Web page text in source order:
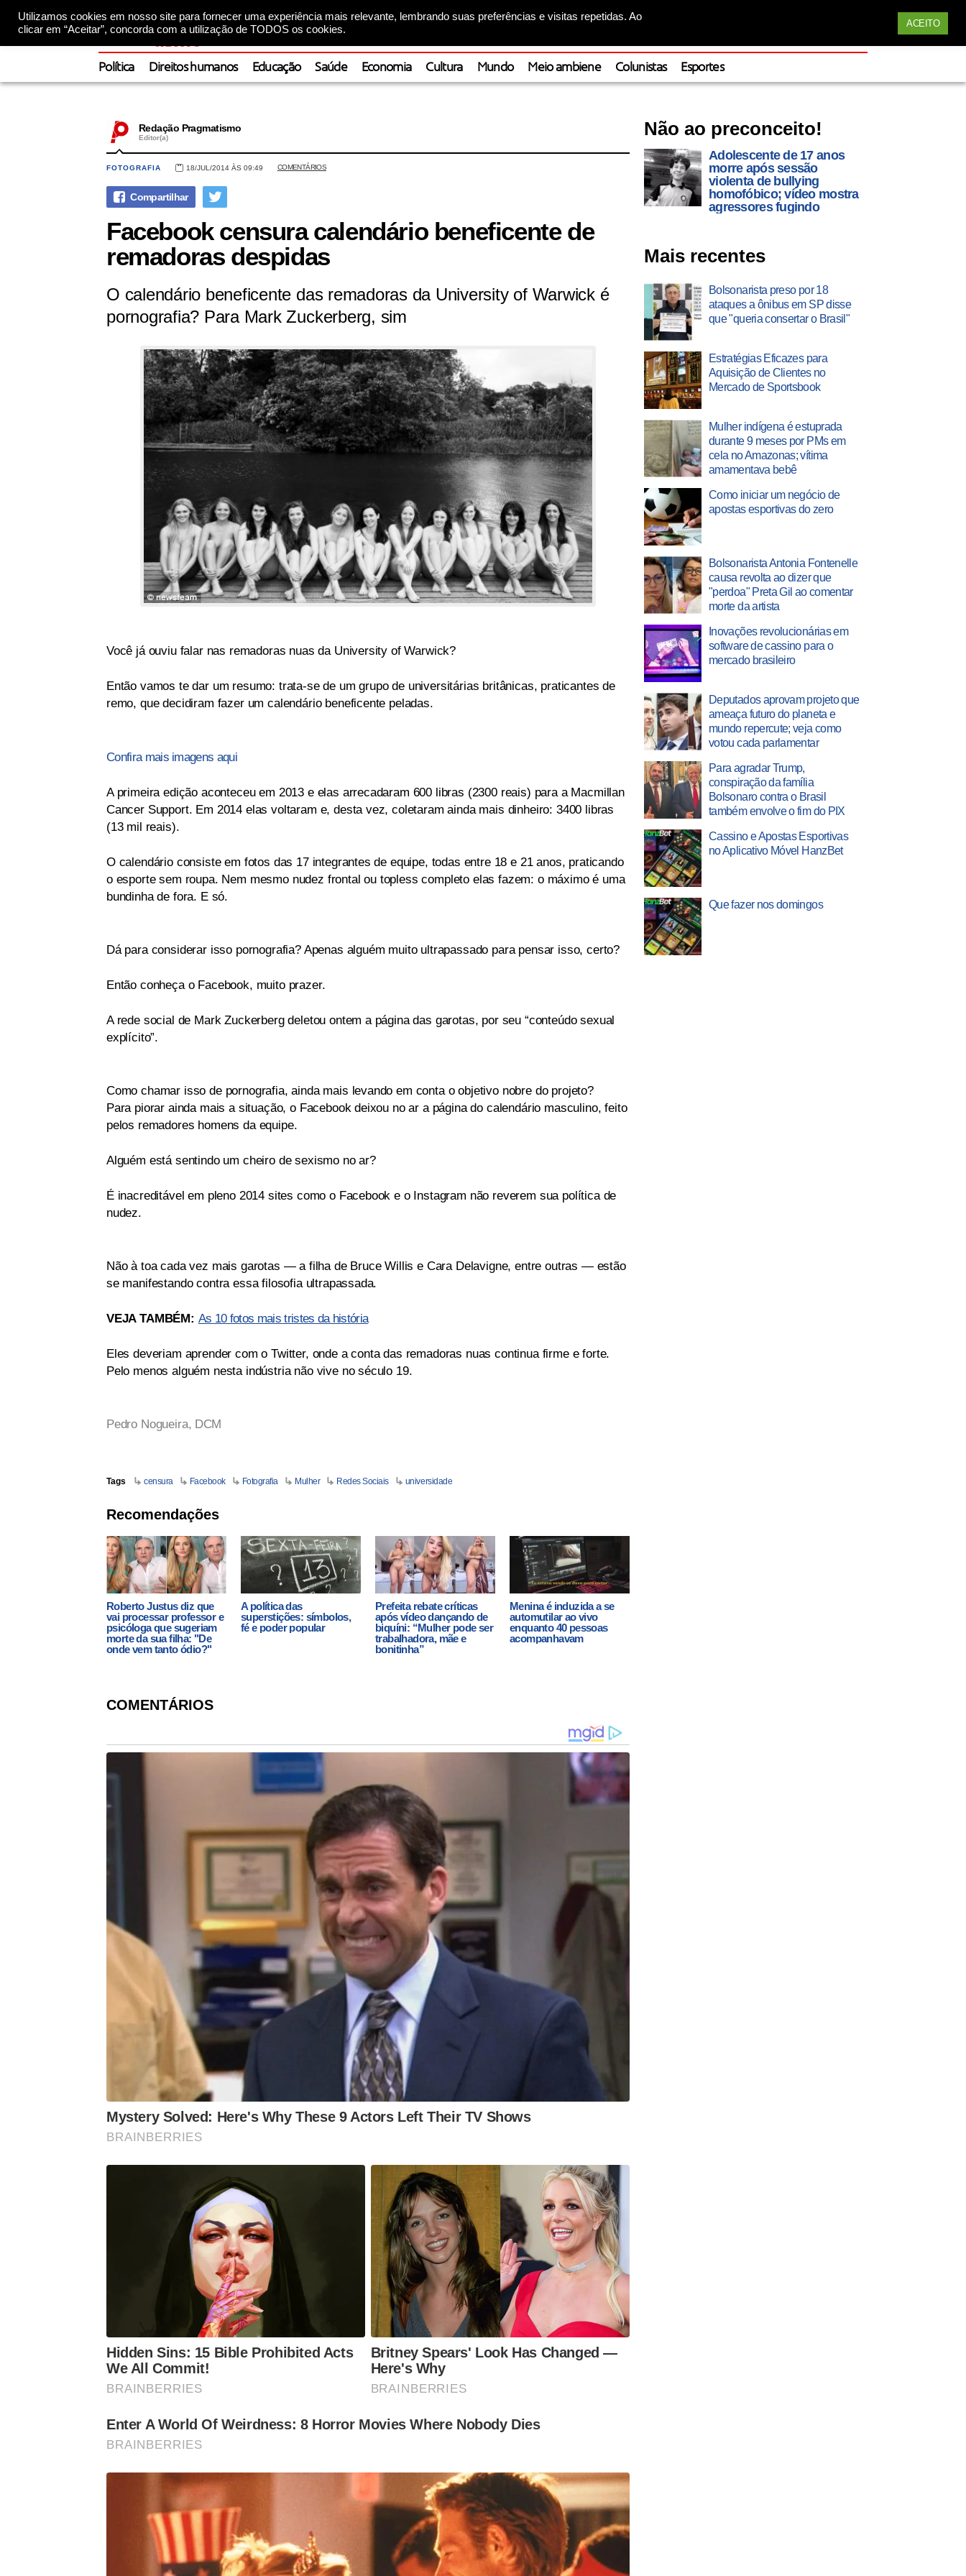
Utilizamos cookies em nosso site para fornecer uma experiência mais relevante, lembrando suas preferências e visitas repetidas. Ao
clicar em “Aceitar”, concorda com a utilização de TODOS os cookies.
ACEITO
Política Direitos humanos Educação Saúde Economia Cultura Mundo Meio ambiene Colunistas Esportes
Redação Pragmatismo
Editor(a)
FOTOGRAFIA 18/JUL/2014 ÀS 09:49 COMENTÁRIOS
Facebook censura calendário beneficente de
remadoras despidas
O calendário beneficente das remadoras da University of Warwick é
pornografia? Para Mark Zuckerberg, sim
Você já ouviu falar nas remadoras nuas da University of Warwick?
Então vamos te dar um resumo: trata-se de um grupo de universitárias britânicas, praticantes de
remo, que decidiram fazer um calendário beneficente peladas.
Confira mais imagens aqui
A primeira edição aconteceu em 2013 e elas arrecadaram 600 libras (2300 reais) para a Macmillan
Cancer Support. Em 2014 elas voltaram e, desta vez, coletaram ainda mais dinheiro: 3400 libras
(13 mil reais).
O calendário consiste em fotos das 17 integrantes de equipe, todas entre 18 e 21 anos, praticando
o esporte sem roupa. Nem mesmo nudez frontal ou topless completo elas fazem: o máximo é uma
bundinha de fora. E só.
Dá para considerar isso pornografia? Apenas alguém muito ultrapassado para pensar isso, certo?
Então conheça o Facebook, muito prazer.
A rede social de Mark Zuckerberg deletou ontem a página das garotas, por seu “conteúdo sexual
explícito”.
Como chamar isso de pornografia, ainda mais levando em conta o objetivo nobre do projeto?
Para piorar ainda mais a situação, o Facebook deixou no ar a página do calendário masculino, feito
pelos remadores homens da equipe.
Alguém está sentindo um cheiro de sexismo no ar?
É inacreditável em pleno 2014 sites como o Facebook e o Instagram não reverem sua política de
nudez.
Não à toa cada vez mais garotas — a filha de Bruce Willis e Cara Delavigne, entre outras — estão
se manifestando contra essa filosofia ultrapassada.
VEJA TAMBÉM: As 10 fotos mais tristes da história
Eles deveriam aprender com o Twitter, onde a conta das remadoras nuas continua firme e forte.
Pelo menos alguém nesta indústria não vive no século 19.
Pedro Nogueira, DCM
Tags censura Facebook Fotografia Mulher Redes Sociais universidade
Recomendações
Roberto Justus diz que
vai processar professor e
psicóloga que sugeriam
morte da sua filha: "De
onde vem tanto ódio?"
A política das
superstições: símbolos,
fé e poder popular
Prefeita rebate críticas
após vídeo dançando de
biquíni: “Mulher pode ser
trabalhadora, mãe e
bonitinha”
Menina é induzida a se
automutilar ao vivo
enquanto 40 pessoas
acompanhavam
COMENTÁRIOS
Não ao preconceito!
Adolescente de 17 anos
morre após sessão
violenta de bullying
homofóbico; vídeo mostra
agressores fugindo
Mais recentes
Bolsonarista preso por 18
ataques a ônibus em SP disse
que "queria consertar o Brasil"
Estratégias Eficazes para
Aquisição de Clientes no
Mercado de Sportsbook
Mulher indígena é estuprada
durante 9 meses por PMs em
cela no Amazonas; vítima
amamentava bebê
Como iniciar um negócio de
apostas esportivas do zero
Bolsonarista Antonia Fontenelle
causa revolta ao dizer que
"perdoa" Preta Gil ao comentar
morte da artista
Inovações revolucionárias em
software de cassino para o
mercado brasileiro
Deputados aprovam projeto que
ameaça futuro do planeta e
mundo repercute; veja como
votou cada parlamentar
Para agradar Trump,
conspiração da família
Bolsonaro contra o Brasil
também envolve o fim do PIX
Cassino e Apostas Esportivas
no Aplicativo Móvel HanzBet
Que fazer nos domingos